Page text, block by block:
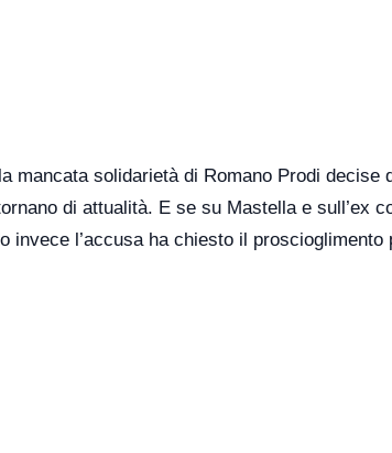
mancata solidarietà di Romano Prodi decise
di attualità. E se su Mastella e sull’ex
invece l’accusa ha chiesto il